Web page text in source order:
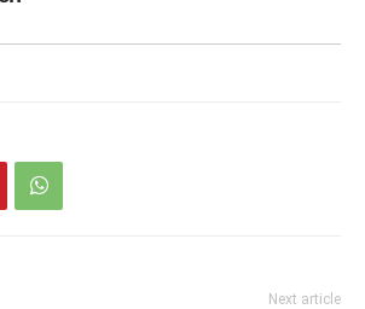
Next article